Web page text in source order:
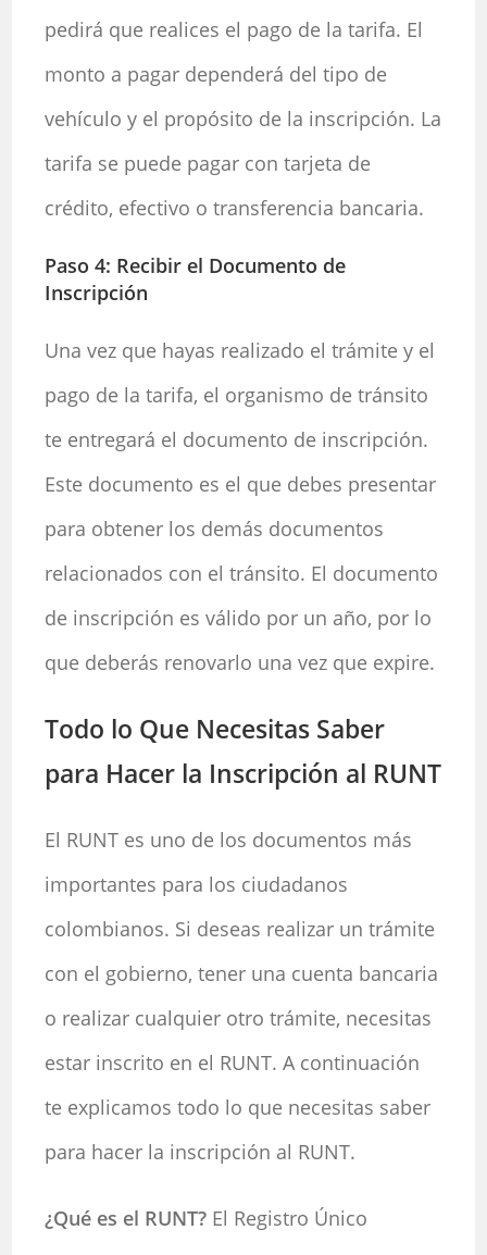
pedirá que realices el pago de la tarifa. El
monto a pagar dependerá del tipo de
vehículo y el propósito de la inscripción. La
tarifa se puede pagar con tarjeta de
crédito, efectivo o transferencia bancaria.
Paso 4: Recibir el Documento de
Inscripción
Una vez que hayas realizado el trámite y el
pago de la tarifa, el organismo de tránsito
te entregará el documento de inscripción.
Este documento es el que debes presentar
para obtener los demás documentos
relacionados con el tránsito. El documento
de inscripción es válido por un año, por lo
que deberás renovarlo una vez que expire.
Todo lo Que Necesitas Saber
para Hacer la Inscripción al RUNT
El RUNT es uno de los documentos más
importantes para los ciudadanos
colombianos. Si deseas realizar un trámite
con el gobierno, tener una cuenta bancaria
o realizar cualquier otro trámite, necesitas
estar inscrito en el RUNT. A continuación
te explicamos todo lo que necesitas saber
para hacer la inscripción al RUNT.
¿Qué es el RUNT? El Registro Único